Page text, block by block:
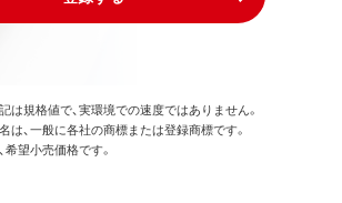
規格値で、実環境での速度ではありません。
、一般に各社の商標または登録商標です。
望小売価格です。